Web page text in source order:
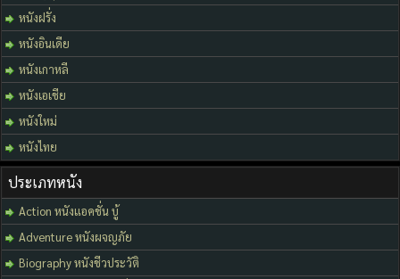
หนังฝรั่ง
หนังอินเดีย
หนังเกาหลี
หนังเอเชีย
หนังใหม่
หนังไทย
ประเภทหนัง
Action หนังแอคชั่น บู้
Adventure หนังผจญภัย
Biography หนังชีวประวัติ